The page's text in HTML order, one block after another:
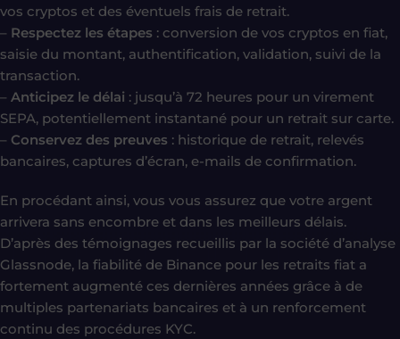
vos cryptos et des éventuels frais de retrait.
– Respectez les étapes : conversion de vos cryptos en fiat,
saisie du montant, authentification, validation, suivi de la
transaction.
– Anticipez le délai : jusqu’à 72 heures pour un virement
SEPA, potentiellement instantané pour un retrait sur carte.
– Conservez des preuves : historique de retrait, relevés
bancaires, captures d’écran, e-mails de confirmation.
En procédant ainsi, vous vous assurez que votre argent
arrivera sans encombre et dans les meilleurs délais.
D’après des témoignages recueillis par la société d’analyse
Glassnode, la fiabilité de Binance pour les retraits fiat a
fortement augmenté ces dernières années grâce à de
multiples partenariats bancaires et à un renforcement
continu des procédures KYC.